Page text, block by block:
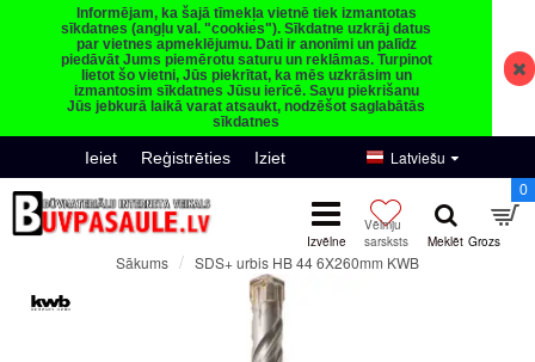
Informējam, ka šajā tīmekļa vietnē tiek izmantotas
sīkdatnes (angļu val. "cookies"). Sīkdatne uzkrāj datus
par vietnes apmeklējumu. Dati ir anonīmi un palīdz
piedāvāt Jums piemērotu saturu un reklāmas. Turpinot
lietot šo vietni, Jūs piekrītat, ka mēs uzkrāsim un
izmantosim sīkdatnes Jūsu ierīcē. Savu piekrišanu
Jūs jebkurā laikā varat atsaukt, nodzēšot saglabātās
sīkdatnes
Ieiet Reģistrēties Iziet Latviešu
0
Sākums SDS+ urbis HB 44 6X260mm KWB